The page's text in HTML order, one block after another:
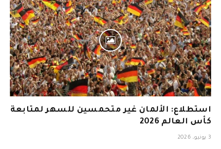
استطلاع: الألمان غير متحمسين للسهر لمتابعة
كأس العالم 2026
3 يونيو، 2026